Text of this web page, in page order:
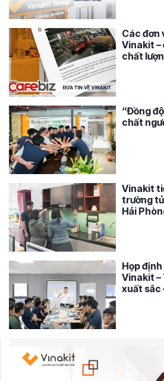
Các đơn
Vinakit –
chất
“Đồng
chất
Vinakit
trường
Hải
Họp
Vinakit –
xuất sắc